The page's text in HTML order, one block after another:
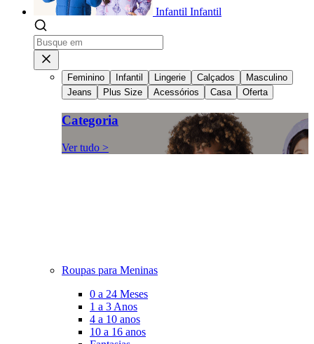
Infantil Infantil
Feminino Infantil Lingerie Calçados
Masculino
Jeans
Plus Size Acessórios Casa Oferta
Categoria
Ver tudo >
Roupas para Meninas
0 a 24 Meses
1 a 3 Anos
4 a 10 anos
10 a 16 anos